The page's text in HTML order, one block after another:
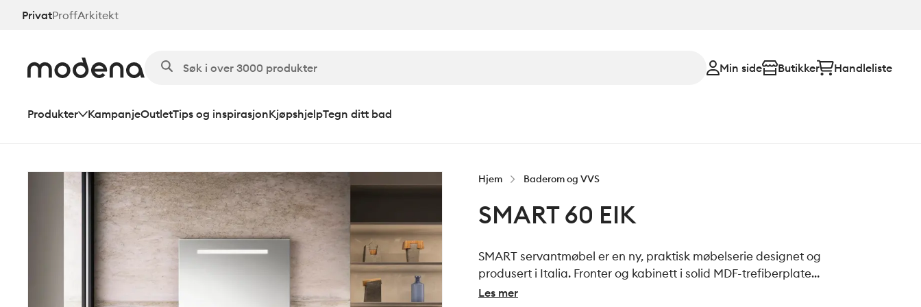
HoppPrivatProffArkitekt
Min side Butikker Handleliste
Produkter KampanjeOutletTips og inspirasjonKjøpshjelpTegn ditt bad
Hjem Baderom og VVS
SMART 60 EIK
SMART servantmøbel er en ny, praktisk møbelserie designet og
produsert i Italia. Fronter og kabinett i solid MDF-trefiberplate
20 mm og med folierte og laminerte fronter. Skuffer med fullt
Les mer